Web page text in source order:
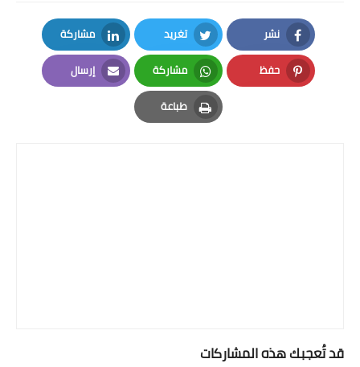
نشر
Facebook
تغريد
Twitter
مشاركة
LinkedIn
حفظ
Pinterest
مشاركة
Whatsapp
إرسال
Email
طباعة
Print
قد تُعجبك هذه المشاركات